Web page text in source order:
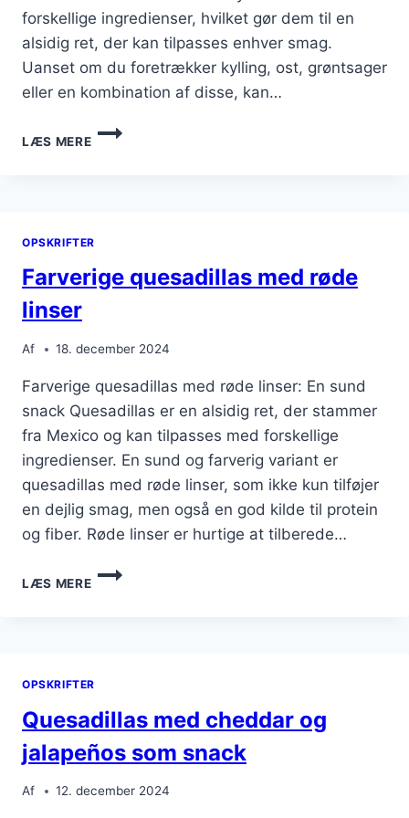
forskellige ingredienser, hvilket gør dem til en
alsidig ret, der kan tilpasses enhver smag.
Uanset om du foretrækker kylling, ost, grøntsager
eller en kombination af disse, kan…
LÆS MERE
QUESADILLAS
TIL
FRISK
OPSKRIFTER
Farverige quesadillas med røde
linser
Af 18. december 2024
Farverige quesadillas med røde linser: En sund
snack Quesadillas er en alsidig ret, der stammer
fra Mexico og kan tilpasses med forskellige
ingredienser. En sund og farverig variant er
quesadillas med røde linser, som ikke kun tilføjer
en dejlig smag, men også en god kilde til protein
og fiber. Røde linser er hurtige at tilberede…
LÆS MERE
FARVERIGE
QUESADILLAS
OPSKRIFTER
Quesadillas med cheddar og
jalapeños som snack
Af 12. december 2024